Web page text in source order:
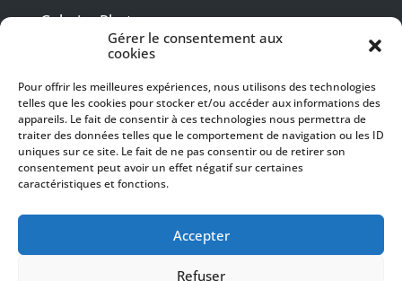
Gérer le consentement aux
cookies
Pour offrir les meilleures expériences, nous utilisons des technologies
telles que les cookies pour stocker et/ou accéder aux informations des
appareils. Le fait de consentir à ces technologies nous permettra de
traiter des données telles que le comportement de navigation ou les ID
uniques sur ce site. Le fait de ne pas consentir ou de retirer son
consentement peut avoir un effet négatif sur certaines
caractéristiques et fonctions.
Accepter
Refuser
Galeries Photos
Vidéothèque
Presse
Programme PDF
Billetterie
Recrutement
Mentions légales
SUIVEZ-NOUS